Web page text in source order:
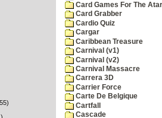
Card Games For The
Card Grabber
Cardio Quiz
Cargar
Caribbean Treasure
Carnival (v1)
Carnival (v2)
Carnival Massacre
Carrera 3D
Carrier Force
Carte De Belgique
Cartfall
Cascade